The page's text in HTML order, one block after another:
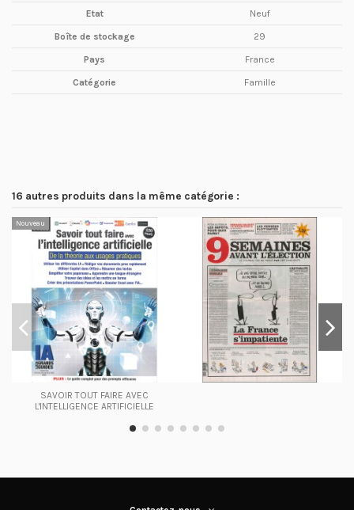
Etat Neuf
Boîte de stockage 29
Pays France
Catégorie Famille
16 autres produits dans la même catégorie :
Nouveau
SAVOIR TOUT FAIRE AVEC
L'INTELLIGENCE ARTIFICIELLE